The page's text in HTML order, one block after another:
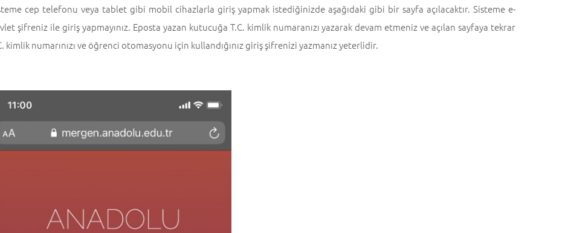
cep telefonu veya tablet gibi mobil cihazlarla giriş yapmak istediğinizde aşağıdaki gibi bir sayfa açılacaktır. Sisteme e-
şifreniz ile giriş yapmayınız. Eposta yazan kutucuğa T.C. kimlik numaranızı yazarak devam etmeniz ve açılan sayfaya tekrar
kimlik numarınızı ve öğrenci otomasyonu için kullandığınız giriş şifrenizi yazmanız yeterlidir.